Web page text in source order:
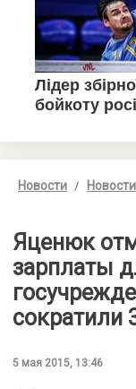
Новости
Яценюк
зарплаты
сократили
5 мая 2015, 13:46